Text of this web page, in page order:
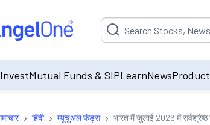
Suggestion will be
Mutual Funds & SIPLearnNews
› हिंदी › म्यूचुअल फंड्स › भारत में जुलाई 2026 में